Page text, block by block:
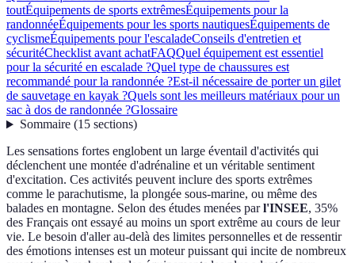
toutÉquipements de sports extrêmesÉquipements pour la
randonnéeÉquipements pour les sports nautiquesÉquipements de
cyclismeÉquipements pour l'escaladeConseils d'entretien et
sécuritéChecklist avant achatFAQQuel équipement est essentiel
pour la sécurité en escalade ?Quel type de chaussures est
recommandé pour la randonnée ?Est-il nécessaire de porter un gilet
de sauvetage en kayak ?Quels sont les meilleurs matériaux pour un
sac à dos de randonnée ?Glossaire
Sommaire(15 sections)
Les sensations fortes englobent un large éventail d'activités qui
déclenchent une montée d'adrénaline et un véritable sentiment
d'excitation. Ces activités peuvent inclure des sports extrêmes
comme le parachutisme, la plongée sous-marine, ou même des
balades en montagne. Selon des études menées parl'INSEE, 35%
des Français ont essayé au moins un sport extrême au cours de leur
vie. Le besoin d'aller au-delà des limites personnelles et de ressentir
des émotions intenses est un moteur puissant qui incite de nombreux